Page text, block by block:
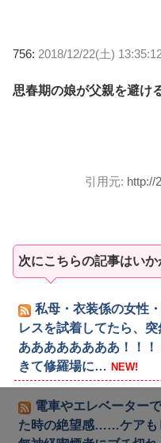
756: 2018/12/22(土)
思春期の娘が父親を避け
引用元: http://
次にこちらの記事はい
私母・衣装係の女性
レスを試着してたら、
ああああああああ！！
きて修羅場に… NEW!
電車やエレベーター
た時の絶望感……ケアも